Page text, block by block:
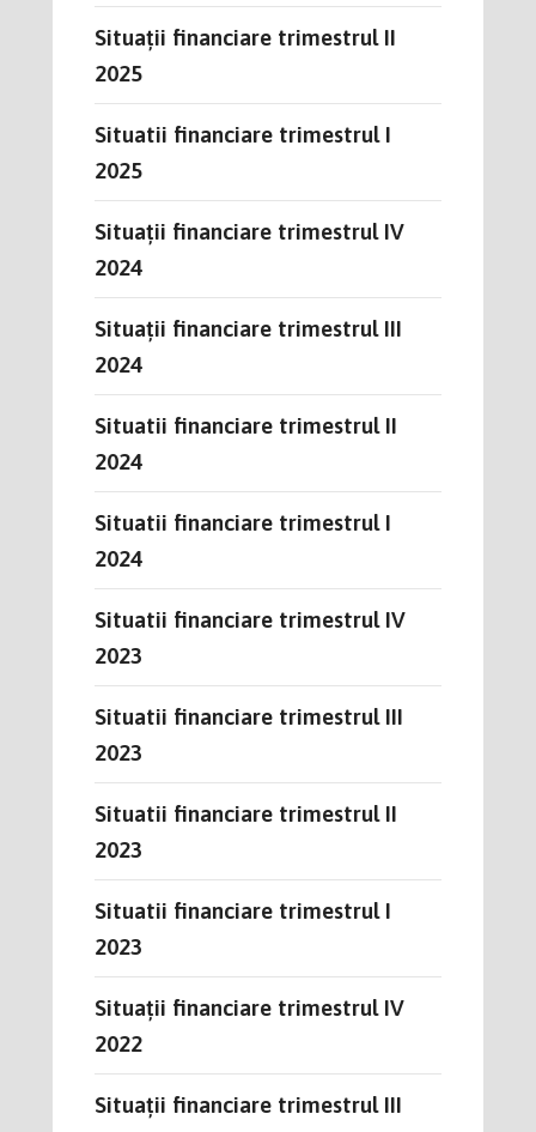
Situații financiare trimestrul II
2025
Situatii financiare trimestrul I
2025
Situații financiare trimestrul IV
2024
Situații financiare trimestrul III
2024
Situatii financiare trimestrul II
2024
Situatii financiare trimestrul I
2024
Situatii financiare trimestrul IV
2023
Situatii financiare trimestrul III
2023
Situatii financiare trimestrul II
2023
Situatii financiare trimestrul I
2023
Situații financiare trimestrul IV
2022
Situații financiare trimestrul III